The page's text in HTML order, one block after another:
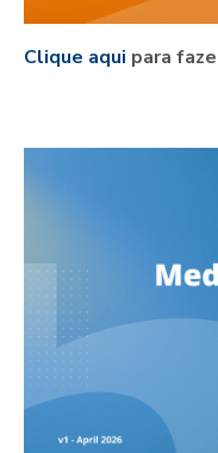
Clique aqui para